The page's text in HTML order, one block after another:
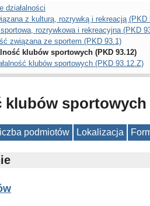
działalności
z kulturą, rozrywką i rekreacją (PKD
sportowa, rozrywkowa i rekreacyjna (PKD
związana ze sportem (PKD 93.1)
klubów sportowych (PKD 93.12)
klubów sportowych (PKD 93.12.Z)
klubów sportowych
podmiotów Lokalizacja